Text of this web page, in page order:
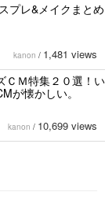
プレ&メイクまとめ
kanon / 1,481 views
ＣＭ特集２０選！い
が懐かしい。
kanon / 10,699 views